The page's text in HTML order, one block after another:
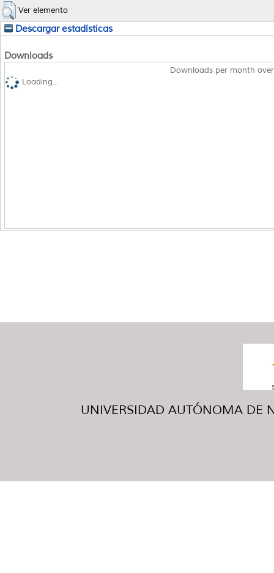
Ver elemento
Descargar estadísticas
Downloads
Downloads per month
Loading...
UNIVERSIDAD AUTÓNOMA DE